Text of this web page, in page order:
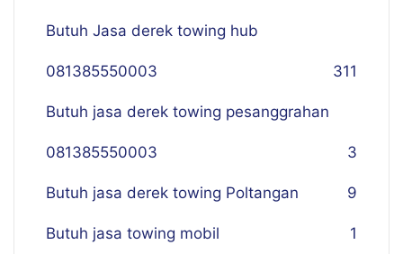
Butuh Jasa derek towing hub
081385550003 311
Butuh jasa derek towing pesanggrahan
081385550003 3
Butuh jasa derek towing Poltangan 9
Butuh jasa towing mobil 1